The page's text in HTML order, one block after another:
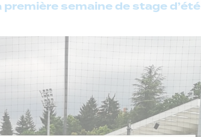
première semaine de stage d’été